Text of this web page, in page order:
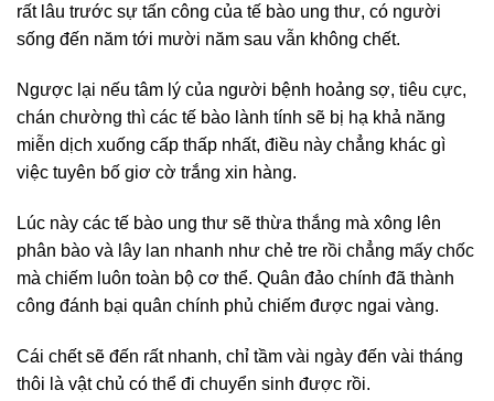
rất lâu trước sự tấn công của tế bào ung thư, có người
sống đến năm tới mười năm sau vẫn không chết.
Ngược lại nếu tâm lý của người bệnh hoảng sợ, tiêu cực,
chán chường thì các tế bào lành tính sẽ bị hạ khả năng
miễn dịch xuống cấp thấp nhất, điều này chẳng khác gì
việc tuyên bố giơ cờ trắng xin hàng.
Lúc này các tế bào ung thư sẽ thừa thắng mà xông lên
phân bào và lây lan nhanh như chẻ tre rồi chẳng mấy chốc
mà chiếm luôn toàn bộ cơ thể. Quân đảo chính đã thành
công đánh bại quân chính phủ chiếm được ngai vàng.
Cái chết sẽ đến rất nhanh, chỉ tầm vài ngày đến vài tháng
thôi là vật chủ có thể đi chuyển sinh được rồi.